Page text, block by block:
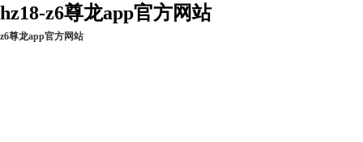
hz18-z6尊龙app官方网站
z6尊龙app官方网站